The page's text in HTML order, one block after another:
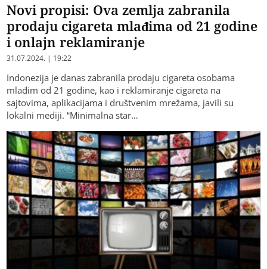
Novi propisi: Ova zemlja zabranila
prodaju cigareta mlađima od 21 godine
i onlajn reklamiranje
31.07.2024. | 19:22
Indonezija je danas zabranila prodaju cigareta osobama
mlađim od 21 godine, kao i reklamiranje cigareta na
sajtovima, aplikacijama i društvenim mrežama, javili su
lokalni mediji. “Minimalna star…